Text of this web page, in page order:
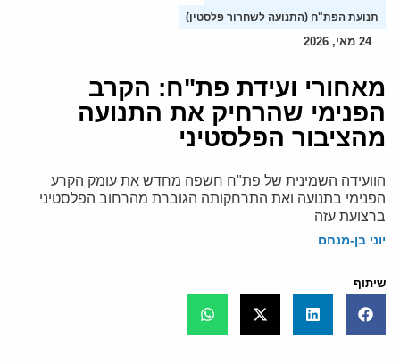
תנועת הפת"ח (התנועה לשחרור פלסטין)
24 מאי, 2026
מאחורי ועידת פת"ח: הקרב
הפנימי שהרחיק את התנועה
מהציבור הפלסטיני
הוועידה השמינית של פת"ח חשפה מחדש את עומק הקרע
הפנימי בתנועה ואת התרחקותה הגוברת מהרחוב הפלסטיני
ברצועת עזה
יוני בן-מנחם
שיתוף